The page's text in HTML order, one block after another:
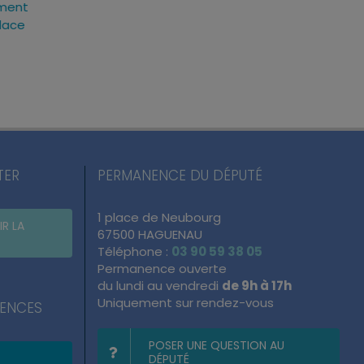
LA
PERMANENCE DU DÉPUTÉ
1 place de Neubourg
67500 HAGUENAU
Téléphone : 03 90 59 38 05
Permanence ouverte
du lundi au vendredi de 9h à 17h
Uniquement sur rendez-vous
POSER UNE QUESTION AU
DÉPUTÉ